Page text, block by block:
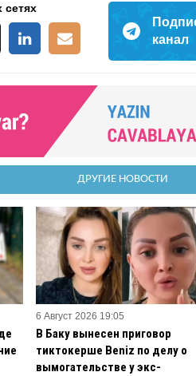
сетях
канал
ДРУГИЕ НОВОСТИ
6 Август 2026 19:05
В Баку вынесен приговор
тиктокерше Beniz по делу о
вымогательстве у экс-